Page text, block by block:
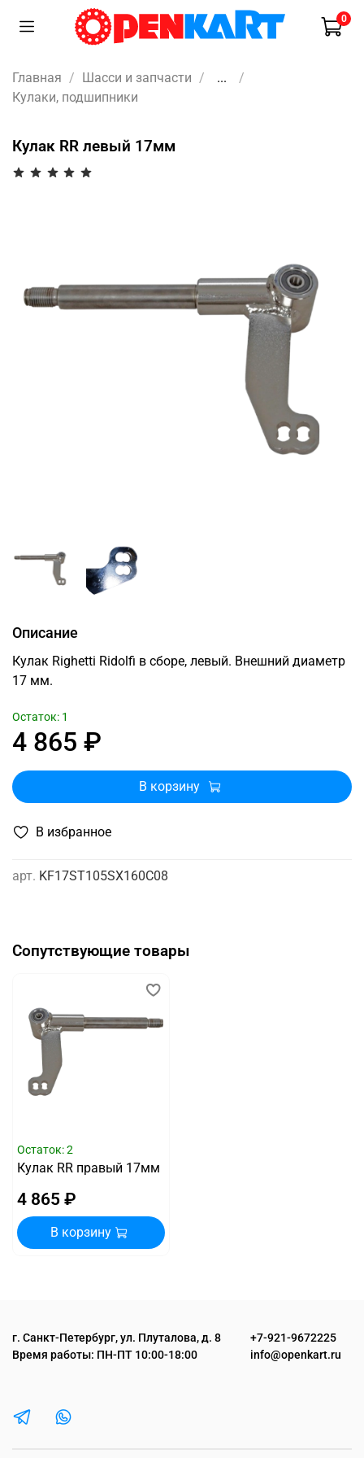
0
Главная Шасси и запчасти
...
Кулаки, подшипники
Кулак RR левый 17мм
В избранное
арт. KF17ST105SX160C08
Описание
Кулак Righetti Ridolfi в сборе, левый. Внешний диаметр
17 мм.
4 865 ₽
Остаток: 1
В корзину
Сопутствующие товары
Остаток: 2
Кулак RR правый 17мм
4 865 ₽
В корзину
г. Санкт-Петербург, ул. Плуталова, д. 8
Время работы: ПН-ПТ 10:00-18:00
+7-921-9672225
info@openkart.ru